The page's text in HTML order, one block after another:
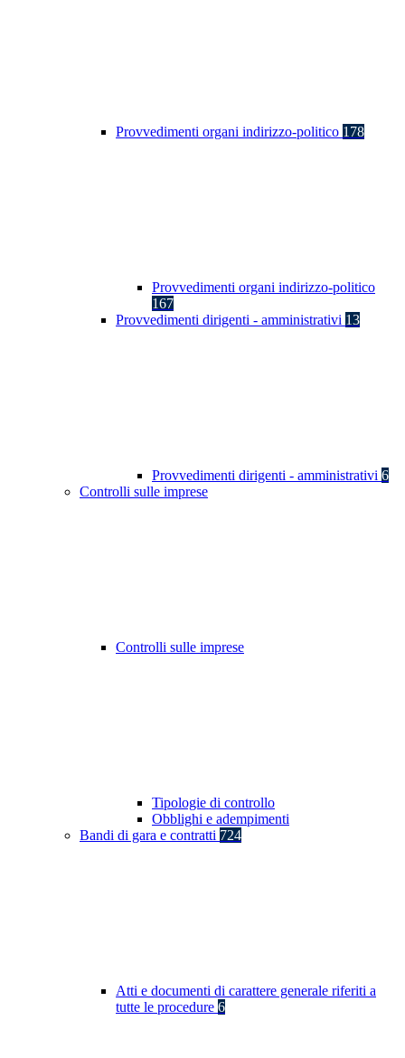
Provvedimenti organi indirizzo-politico 178
Provvedimenti organi indirizzo-politico
167
Provvedimenti dirigenti - amministrativi 13
Provvedimenti dirigenti - amministrativi 6
Controlli sulle imprese
Controlli sulle imprese
Tipologie di controllo
Obblighi e adempimenti
Bandi di gara e contratti 724
Atti e documenti di carattere generale riferiti a
tutte le procedure 6